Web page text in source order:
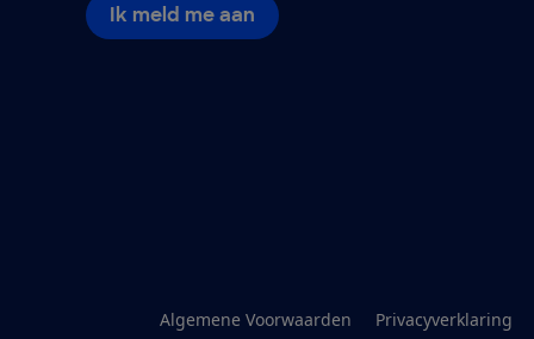
Ik meld me aan
Algemene Voorwaarden Privacyverklaring